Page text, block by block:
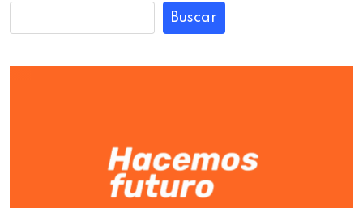
Buscar